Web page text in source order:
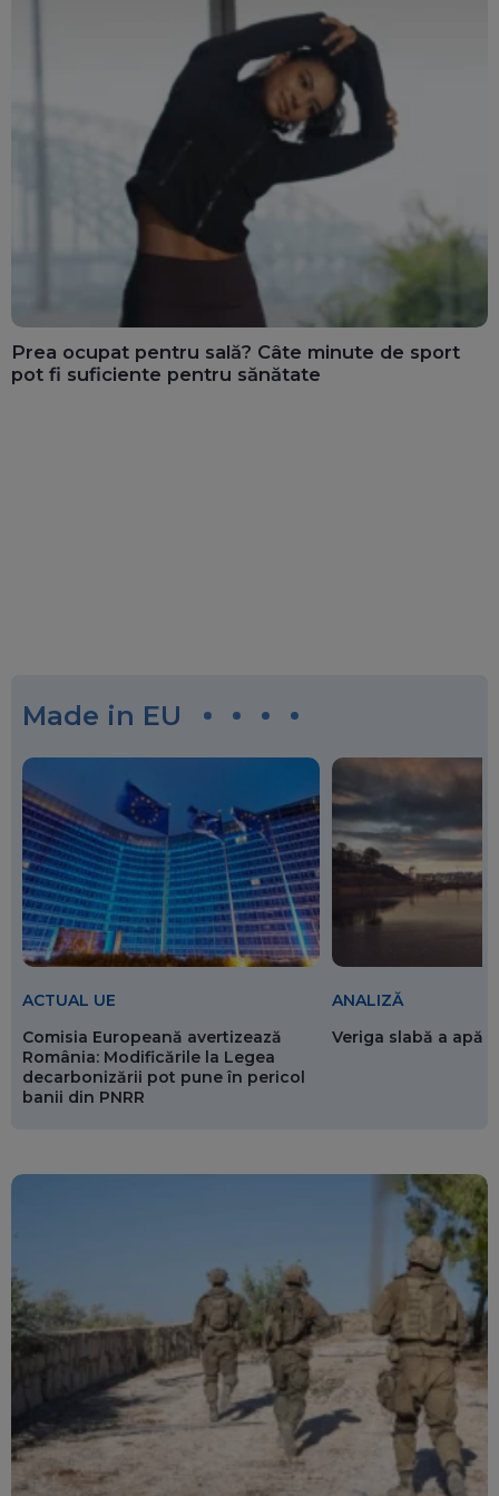
Prea ocupat pentru sală? Câte minute de sport
pot fi suficiente pentru sănătate
Made in EU
ACTUAL UE
Comisia Europeană avertizează
România: Modificările la Legea
decarbonizării pot pune în pericol
banii din PNRR
ANALIZĂ
Veriga slabă a